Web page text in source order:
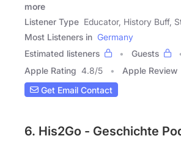
more
Listener Type Educator, History Buff,
Most Listeners in Germany
Estimated listeners
Guests
Apple Rating 4.8/5 Apple Review
Get Email Contact
6. His2Go - Geschichte